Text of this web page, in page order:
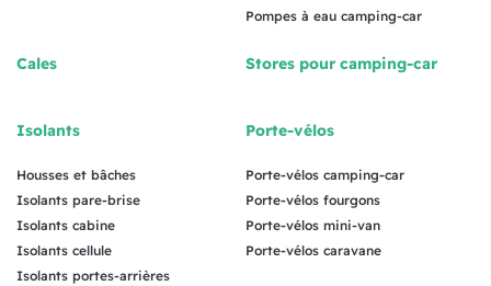
Pompes à eau camping-car
Cales
Isolants
Housses et bâches
Isolants pare-brise
Isolants cabine
Isolants cellule
Isolants portes-arrières
Stores pour camping-car
Porte-vélos
Porte-vélos camping-car
Porte-vélos fourgons
Porte-vélos mini-van
Porte-vélos caravane